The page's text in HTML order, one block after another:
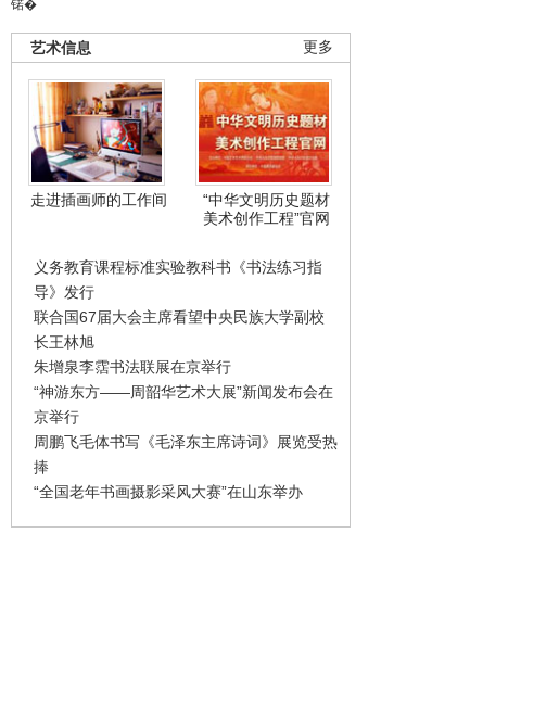
锘�
更多
艺术信息
走进插画师的工作间
“中华文明历史题材
美术创作工程”官网
义务教育课程标准实验教科书《书法练习指
导》发行
联合国67届大会主席看望中央民族大学副校
长王林旭
朱增泉李霑书法联展在京举行
“神游东方——周韶华艺术大展”新闻发布会在
京举行
周鹏飞毛体书写《毛泽东主席诗词》展览受热
捧
“全国老年书画摄影采风大赛”在山东举办